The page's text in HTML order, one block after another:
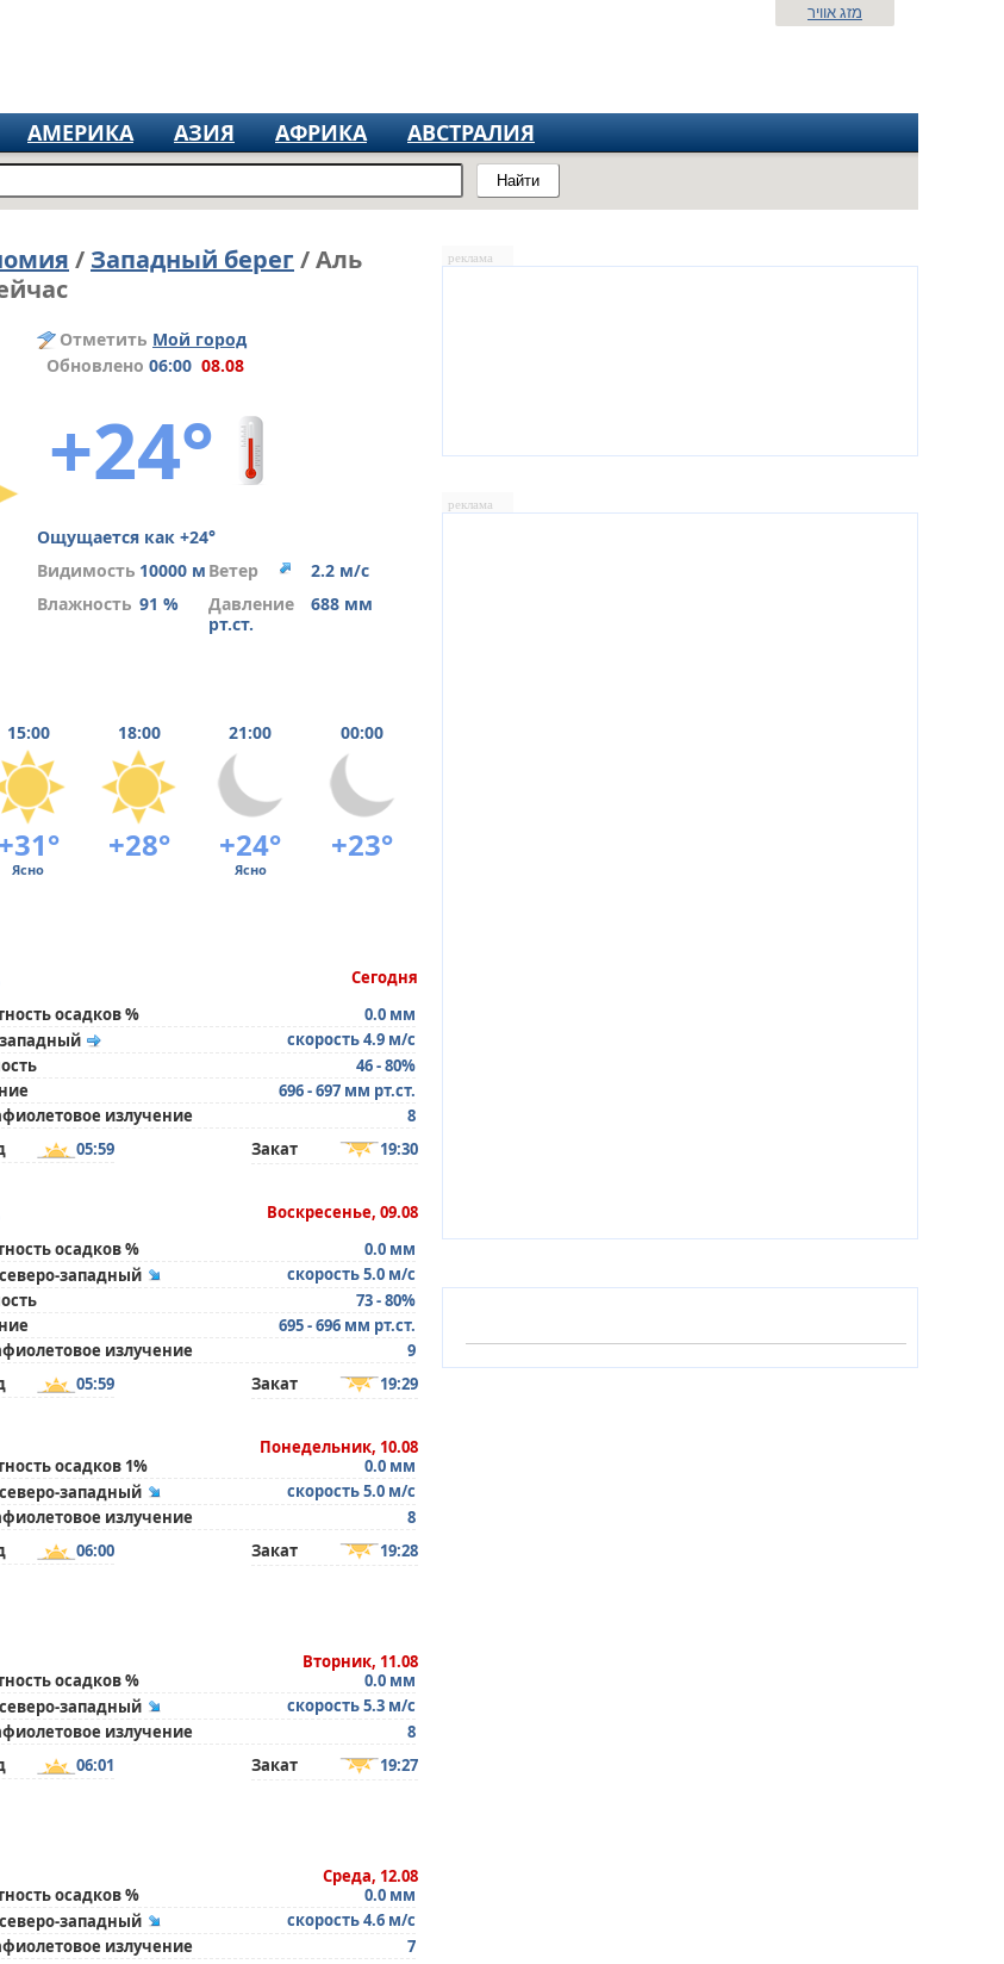
Найти
מזג אוויר
АМЕРИКА АЗИЯ АФРИКА АВСТРАЛИЯ
/ Западный берег / Аль
Отметить Мой город
Обновлено 06:00 08.08
+24°
Ощущается как +24°
Видимость 10000 м Ветер
2.2 м/с
Влажность 91 % Давление
688 мм
рт.ст.
15:00 18:00 21:00 00:00
+31° +28° +24° +23°
Ясно Ясно
Сегодня
осадков %
0.0 мм
скорость 4.9 м/с
46 - 80%
696 - 697 мм рт.ст.
излучение
8
05:59 Закат 19:30
Воскресенье, 09.08
осадков %
0.0 мм
западный
скорость 5.0 м/с
73 - 80%
695 - 696 мм рт.ст.
излучение
9
05:59 Закат 19:29
Понедельник, 10.08
осадков 1%
0.0 мм
западный
скорость 5.0 м/с
излучение
8
06:00 Закат 19:28
Вторник, 11.08
осадков %
0.0 мм
западный
скорость 5.3 м/с
излучение
8
06:01 Закат 19:27
Среда, 12.08
осадков %
0.0 мм
западный
скорость 4.6 м/с
излучение
7
реклама
реклама